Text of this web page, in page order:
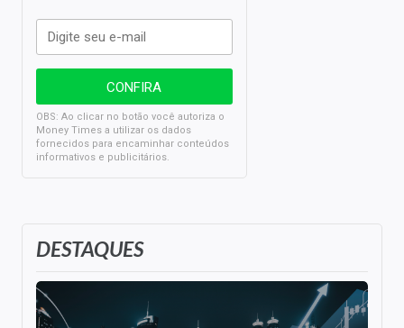
DESTAQUES
OBS: Ao clicar no botão você autoriza o
Money Times a utilizar os dados
fornecidos para encaminhar conteúdos
informativos e publicitários.